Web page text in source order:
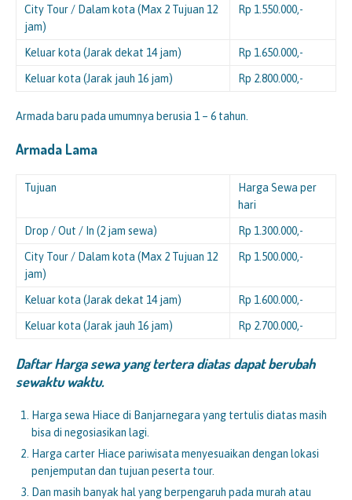
City Tour / Dalam kota (Max 2 Tujuan 12
jam)
Rp 1.550.000,-
Keluar kota (Jarak dekat 14 jam) Rp 1.650.000,-
Keluar kota (Jarak jauh 16 jam) Rp 2.800.000,-
Armada baru pada umumnya berusia 1 – 6 tahun.
Armada Lama
Tujuan
Harga Sewa per
hari
Drop / Out / In (2 jam sewa) Rp 1.300.000,-
City Tour / Dalam kota (Max 2 Tujuan 12
jam)
Rp 1.500.000,-
Keluar kota (Jarak dekat 14 jam) Rp 1.600.000,-
Keluar kota (Jarak jauh 16 jam) Rp 2.700.000,-
Daftar Harga sewa yang tertera diatas dapat berubah
sewaktu waktu.
Harga sewa Hiace di Banjarnegara yang tertulis diatas masih
bisa di negosiasikan lagi.
Harga carter Hiace pariwisata menyesuaikan dengan lokasi
penjemputan dan tujuan peserta tour.
Dan masih banyak hal yang berpengaruh pada murah atau